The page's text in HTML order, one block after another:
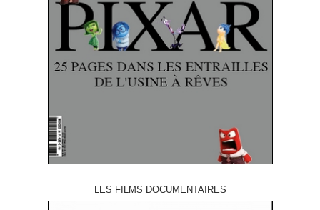
LES FILMS DOCUMENTAIRES